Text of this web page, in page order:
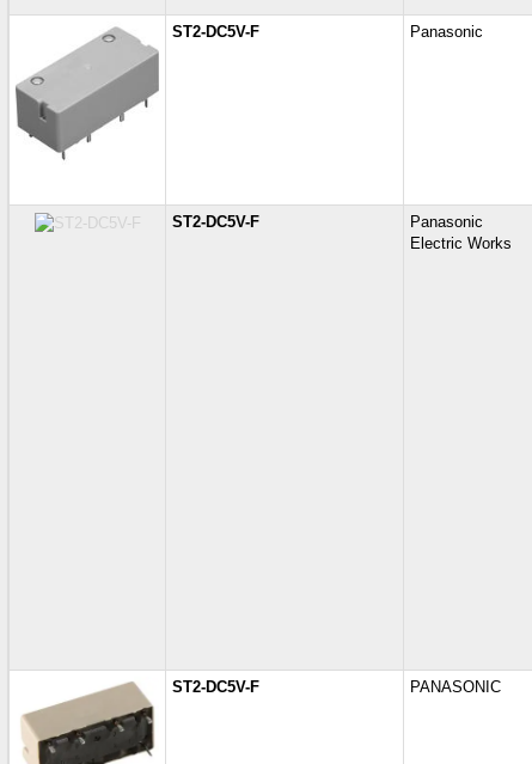
ST2-DC5V-F Panasonic
ST2-DC5V-F
Panasonic
Electric Works
ST2-DC5V-F PANASONIC